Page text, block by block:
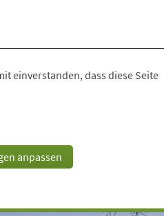
einverstanden, dass diese Seite
anpassen